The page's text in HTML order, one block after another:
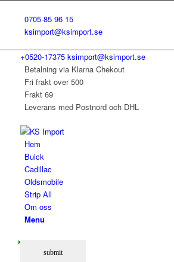
0705-85 96 15
ksimport@ksimport.se
+0520-17375 ksimport@ksimport.se
Betalning via Klarna Chekout
Fri frakt over 500
Frakt 69
Leverans med Postnord och DHL
Hem
Buick
Cadillac
Oldsmobile
Strip All
Om oss
Menu